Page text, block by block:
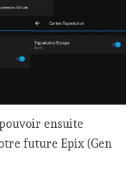
ensuite
future Epix (Gen